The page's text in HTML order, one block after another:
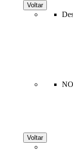
Voltar
Voltar